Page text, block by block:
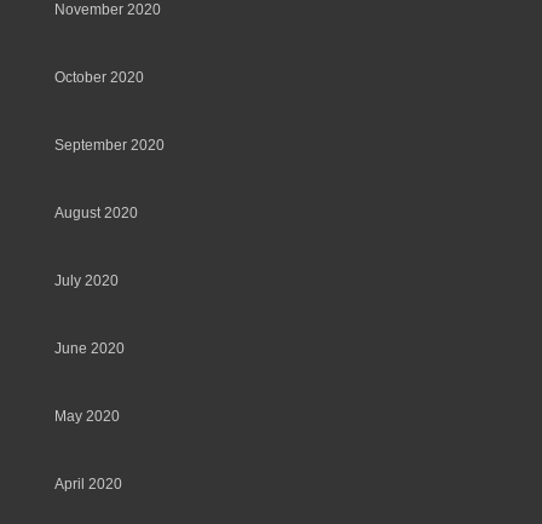
November 2020
October 2020
September 2020
August 2020
July 2020
June 2020
May 2020
April 2020